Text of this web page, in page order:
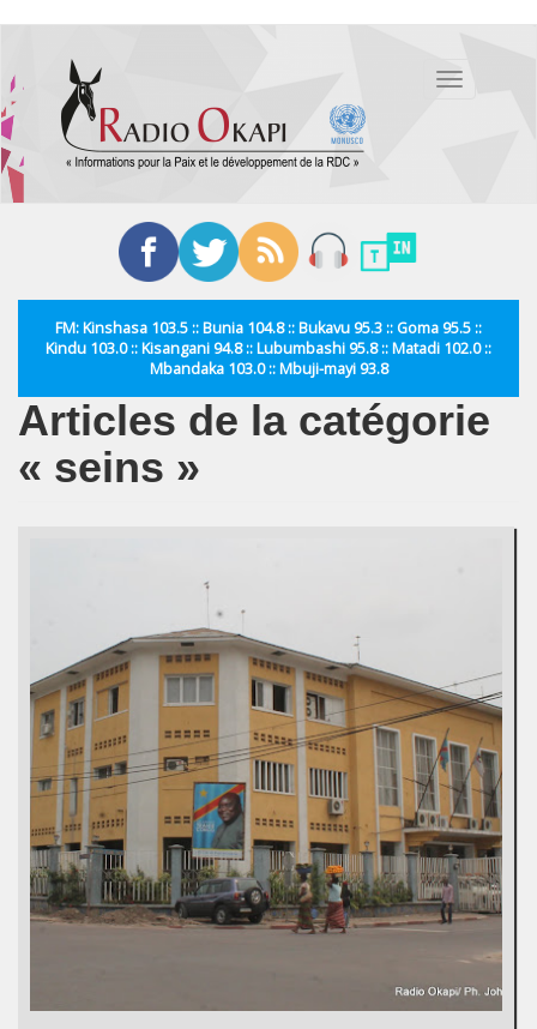
contenu
principal
Toggle
FM: Kinshasa 103.5 :: Bunia 104.8 :: Bukavu 95.3 :: Goma 95.5 ::
Kindu 103.0 :: Kisangani 94.8 :: Lubumbashi 95.8 :: Matadi 102.0 ::
Mbandaka 103.0 :: Mbuji-mayi 93.8
Articles de la catégorie
« seins »